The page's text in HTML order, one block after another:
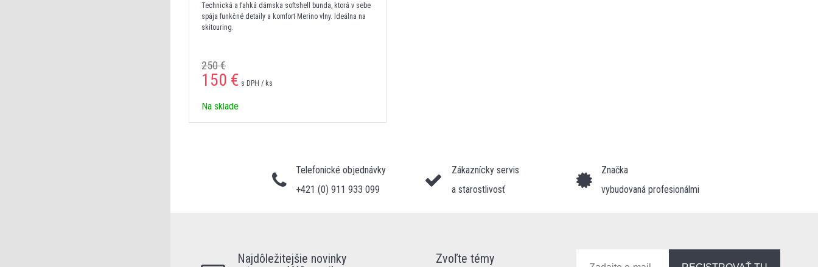
Technická a ľahká dámska softshell bunda, ktorá v sebe
spája funkčné detaily a komfort Merino vlny. Ideálna na
skitouring.
250 €
150 € s DPH / ks
Na sklade
Telefonické objednávky
+421 (0) 911 933 099
Zákaznícky servis
a starostlivosť
Značka
vybudovaná profesionálmi
Najdôležitejšie novinky
Zvoľte témy